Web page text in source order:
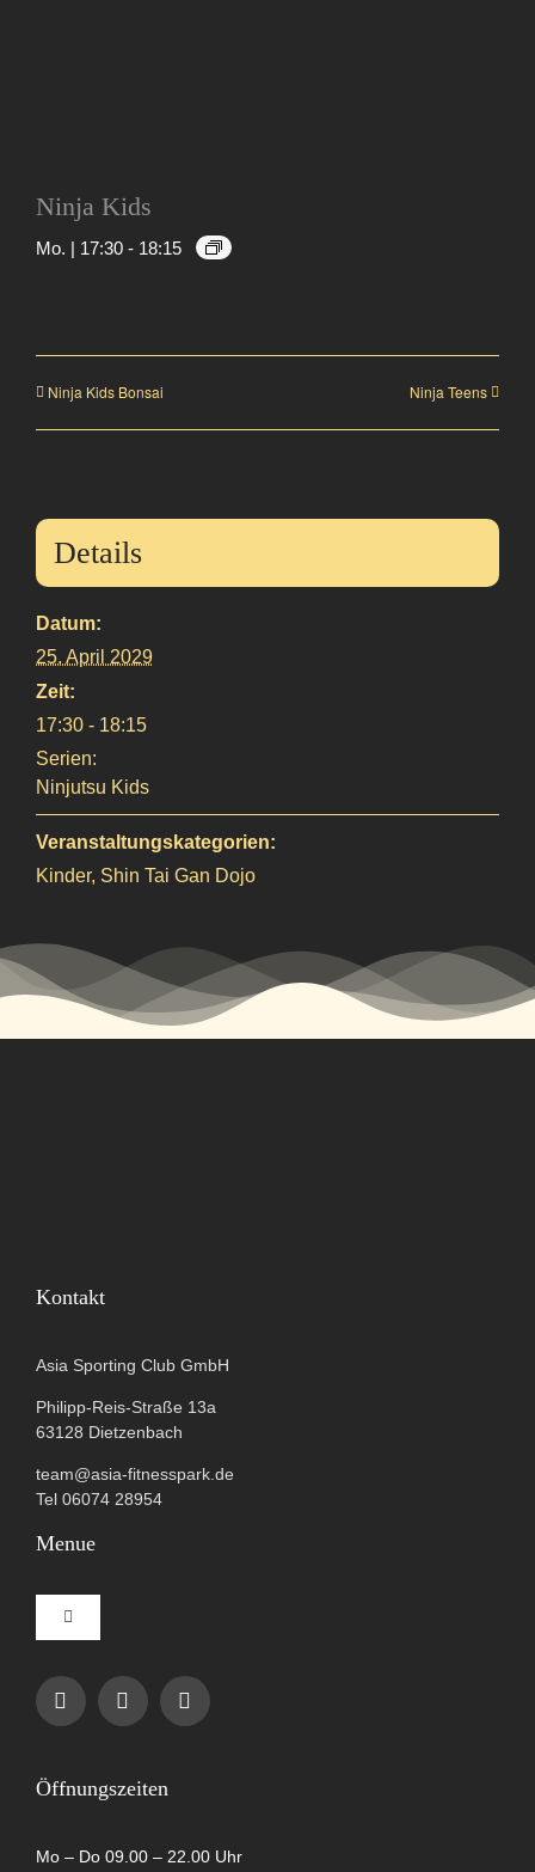
Ninja Kids
Mo. | 17:30 - 18:15
Ninja Kids Bonsai Ninja Teens
Details
Datum:
25. April 2029
Zeit:
17:30 - 18:15
Serien:
Ninjutsu Kids
Veranstaltungskategorien:
Kinder, Shin Tai Gan Dojo
Kontakt
Asia Sporting Club GmbH
Philipp-Reis-Straße 13a
63128 Dietzenbach
team@asia-fitnesspark.de
Tel 06074 28954
Menue
Toggle
Navigation
Impressum
Öffnungszeiten
Mo – Do 09.00 – 22.00 Uhr